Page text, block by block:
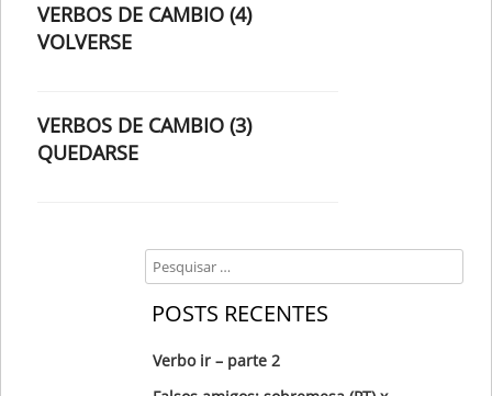
VERBOS DE CAMBIO (4)
VOLVERSE
VERBOS DE CAMBIO (3)
QUEDARSE
Search
POSTS RECENTES
Verbo ir – parte 2